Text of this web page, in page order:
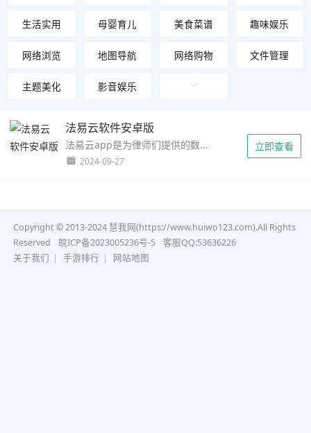
生活实用 母婴育儿 美食菜谱 趣味娱乐
网络浏览 地图导航 网络购物 文件管理
主题美化 影音娱乐
法易云软件安卓版
法易云app是为律师们提供的数字办公软件，更好的做日程的管理，信息处理的一个软件，让律所的律师可以处理法律咨询的服务，可以线上全流程的使用的综合软件，能效率的去在线办公，更好的案件，做好管理的综合平台，可以解决日常的各类所需的事项内容，可以...
2024-09-27
立即查看
Copyright © 2013-2024 慧我网(https://www.huiwo123.com).All Rights
Reserved
皖ICP备2023005236号-5
客服QQ:53636226
关于我们 | 手游排行 | 网站地图